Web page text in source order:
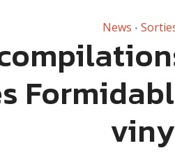
News •